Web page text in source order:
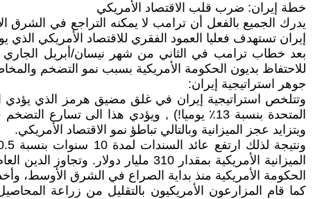
خطة إيران: ضرب قلب الاقتصاد الأمريكي
يدرك الجميع بالفعل أن ترامب لا يمكنه التراجع في
إيران تستهدف فعليا العمود الفقري للاقتصاد الأمريكي الذي
للاحتفاظ بديون الحكومة الأمريكية بسبب نمو التضخم
جوهر استراتيجية إيران:
المتحدة بنسبة 13٪ يوميا!) , ويؤدي هذا الى
ويتزايد عجز الميزانية وبالتالي تباطؤ نمو الاقتصاد الأمريكي.
الحكومة الأمريكية منذ بداية الصراع في الشرق الأوسط،
كما قام المزارعون الأمريكيون بالتقليل من زراعة